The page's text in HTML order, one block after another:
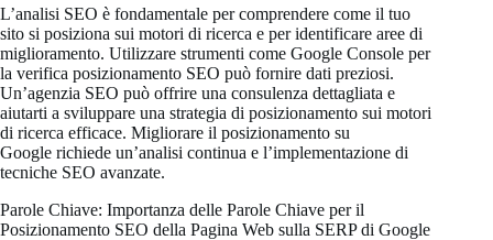
L’analisi SEO è fondamentale per comprendere come il tuo
sito si posiziona sui motori di ricerca e per identificare aree di
miglioramento. Utilizzare strumenti come Google Console per
la verifica posizionamento SEO può fornire dati preziosi.
Un’agenzia SEO può offrire una consulenza dettagliata e
aiutarti a sviluppare una strategia di posizionamento sui motori
di ricerca efficace. Migliorare il posizionamento su
Google richiede un’analisi continua e l’implementazione di
tecniche SEO avanzate.
Parole Chiave: Importanza delle Parole Chiave per il
Posizionamento SEO della Pagina Web sulla SERP di Google